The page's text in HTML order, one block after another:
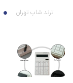
ترند شاپ تهران